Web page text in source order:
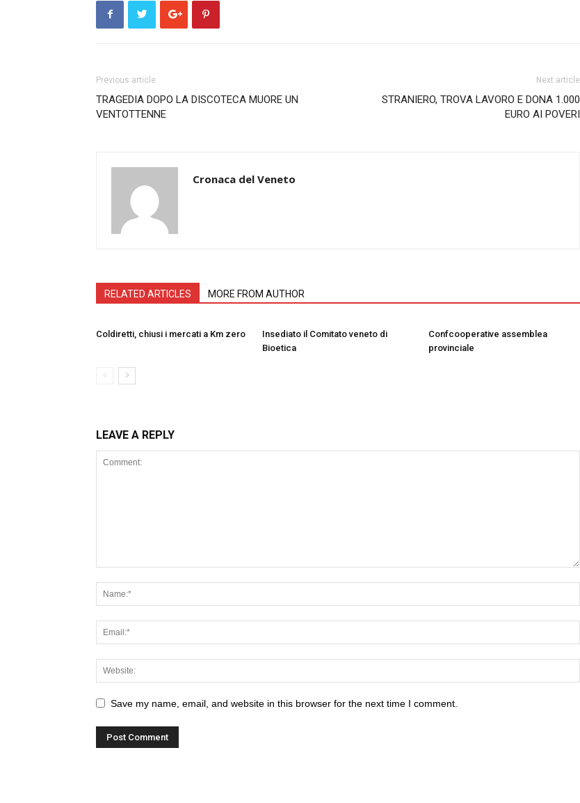
Previous article
TRAGEDIA DOPO LA DISCOTECA MUORE UN
VENTOTTENNE
Next article
STRANIERO, TROVA LAVORO E DONA 1.000
EURO AI POVERI
Cronaca del Veneto
RELATED ARTICLES MORE FROM AUTHOR
Coldiretti, chiusi i mercati a Km zero
Insediato il Comitato veneto di
Bioetica
Confcooperative assemblea
provinciale
LEAVE A REPLY
Save my name, email, and website in this browser for the next time I comment.